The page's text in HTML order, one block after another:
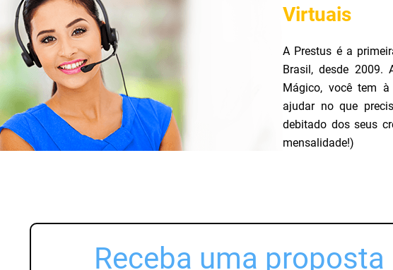
Virtuais
A Prestus é a
Brasil, desde 2009.
Mágico, você tem
ajudar no que
debitado dos seus
mensalidade!)
Receba uma